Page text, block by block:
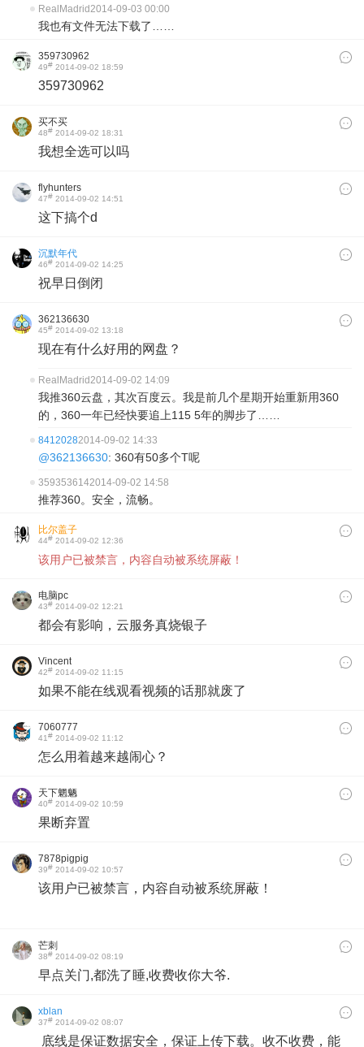
RealMadrid2014-09-03 00:00
我也有文件无法下载了……
359730962
49# 2014-09-02 18:59
359730962
买不买
48# 2014-09-02 18:31
我想全选可以吗
flyhunters
47# 2014-09-02 14:51
这下搞个d
沉默年代
46# 2014-09-02 14:25
祝早日倒闭
362136630
45# 2014-09-02 13:18
现在有什么好用的网盘？
RealMadrid2014-09-02 14:09
我推360云盘，其次百度云。我是前几个星期开始重新用360
的，360一年已经快要追上115 5年的脚步了……
84120282014-09-02 14:33
@362136630: 360有50多个T呢
3593536142014-09-02 14:58
推荐360。安全，流畅。
比尔盖子
44# 2014-09-02 12:36
该用户已被禁言，内容自动被系统屏蔽！
电脑pc
43# 2014-09-02 12:21
都会有影响，云服务真烧银子
Vincent
42# 2014-09-02 11:15
如果不能在线观看视频的话那就废了
7060777
41# 2014-09-02 11:12
怎么用着越来越闹心？
天下魍魉
40# 2014-09-02 10:59
果断弃置
7878pigpig
39# 2014-09-02 10:57
该用户已被禁言，内容自动被系统屏蔽！
芒刺
38# 2014-09-02 08:19
早点关门,都洗了睡,收费收你大爷.
xblan
37# 2014-09-02 08:07
底线是保证数据安全，保证上传下载。收不收费，能